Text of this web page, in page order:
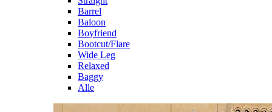
Barrel
Baloon
Boyfriend
Bootcut/Flare
Wide Leg
Relaxed
Baggy
Alle